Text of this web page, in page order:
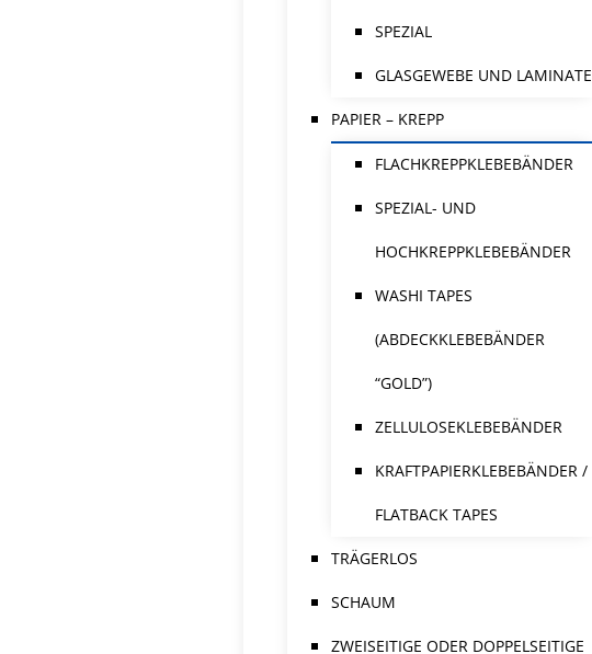
SPEZIAL
GLASGEWEBE UND LAMINATE
PAPIER – KREPP
FLACHKREPPKLEBEBÄNDER
SPEZIAL- UND
HOCHKREPPKLEBEBÄNDER
WASHI TAPES
(ABDECKKLEBEBÄNDER
“GOLD”)
ZELLULOSEKLEBEBÄNDER
KRAFTPAPIERKLEBEBÄNDER /
FLATBACK TAPES
TRÄGERLOS
SCHAUM
ZWEISEITIGE ODER DOPPELSEITIGE